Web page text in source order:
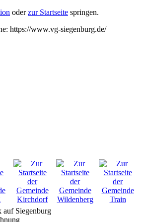
oderzur Startseite springen.
https://www.vg-siegenburg.de/